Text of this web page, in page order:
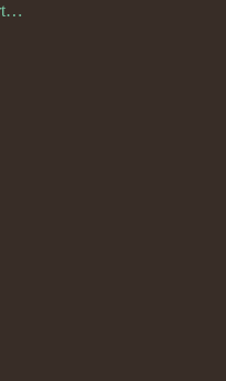
Ludovicus Francies Bogaert (--1825)